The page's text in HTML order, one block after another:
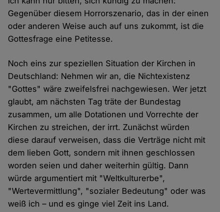
Gegenüber diesem Horrorszenario, das in der einen
oder anderen Weise auch auf uns zukommt, ist die
Gottesfrage eine Petitesse.
Noch eins zur speziellen Situation der Kirchen in
Deutschland: Nehmen wir an, die Nichtexistenz
"Gottes" wäre zweifelsfrei nachgewiesen. Wer jetzt
glaubt, am nächsten Tag träte der Bundestag
zusammen, um alle Dotationen und Vorrechte der
Kirchen zu streichen, der irrt. Zunächst würden
diese darauf verweisen, dass die Verträge nicht mit
dem lieben Gott, sondern mit ihnen geschlossen
worden seien und daher weiterhin gültig. Dann
würde argumentiert mit "Weltkulturerbe",
"Wertevermittlung", "sozialer Bedeutung" oder was
weiß ich – und es ginge viel Zeit ins Land.